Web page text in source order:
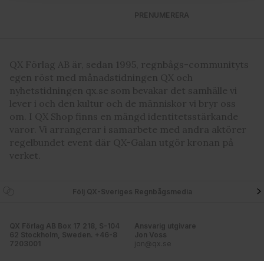
vidarebefordrar även sådana identifierare och annan
information som du har tillhandahållit eller som de har
samlat in när du har använt deras tjänster. Du godkänner
våra cookies vid fortsatt användande av vår webbplats.
PRENUMERERA
QX Förlag AB är, sedan 1995, regnbågs-communityts
egen röst med månadstidningen QX och
nyhetstidningen qx.se som bevakar det samhälle vi
lever i och den kultur och de människor vi bryr oss
om. I QX Shop finns en mängd identitetsstärkande
varor. Vi arrangerar i samarbete med andra aktörer
regelbundet event där QX-Galan utgör kronan på
verket.
Följ QX-Sveriges Regnbågsmedia
QX Förlag AB Box 17 218, S-104
62 Stockholm, Sweden. +46-8
7203001
Ansvarig utgivare
Jon Voss
jon@qx.se